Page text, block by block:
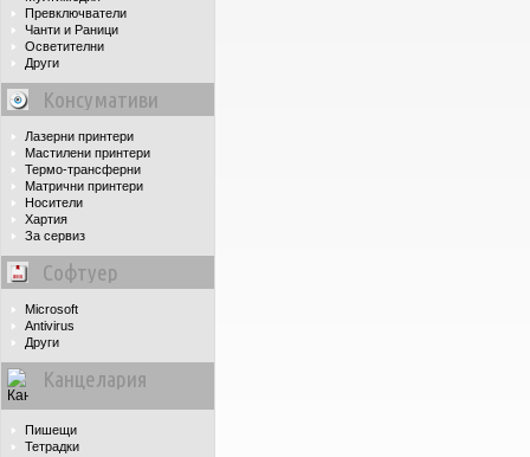
Превключватели
Чанти и Раници
Осветителни
Други
Консумативи
Лазерни принтери
Мастилени принтери
Термо-трансферни
Матрични принтери
Носители
Хартия
За сервиз
Софтуер
Microsoft
Antivirus
Други
Канцелария
Пишещи
Тетрадки